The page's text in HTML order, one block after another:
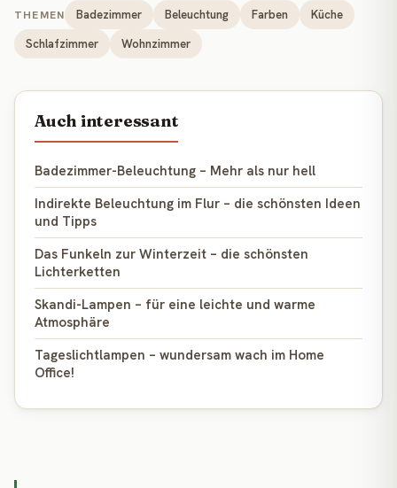
THEMEN Badezimmer Beleuchtung Farben
Küche
Schlafzimmer
Wohnzimmer
Auch interessant
Badezimmer-Beleuchtung – Mehr als nur hell
Indirekte Beleuchtung im Flur – die schönsten Ideen
und Tipps
Das Funkeln zur Winterzeit – die schönsten
Lichterketten
Skandi-Lampen – für eine leichte und warme
Atmosphäre
Tageslichtlampen – wundersam wach im Home
Office!